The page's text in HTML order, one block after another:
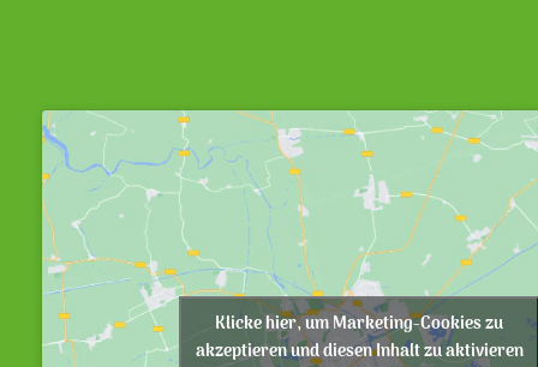
Klicke hier, um Marketing-Cookies zu
akzeptieren und diesen Inhalt zu aktivieren